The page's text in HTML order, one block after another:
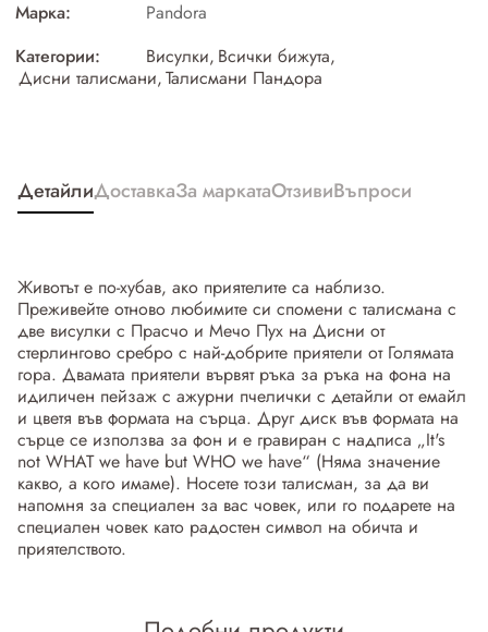
Марка:
Pandora
Категории:
Висулки, Всички бижута,
Дисни талисмани,Талисмани Пандора
ДетайлиДоставкаЗа маркатаОтзивиВъпроси
Животът е по-хубав, ако приятелите са наблизо.
Преживейте отново любимите си спомени с талисмана с
две висулки с Прасчо и Мечо Пух на Дисни от
стерлингово сребро с най-добрите приятели от Голямата
гора. Двамата приятели вървят ръка за ръка на фона на
идиличен пейзаж с ажурни пчелички с детайли от емайл
и цветя във формата на сърца. Друг диск във формата на
сърце се използва за фон и е гравиран с надписа „It's
not WHAT we have but WHO we have“ (Няма значение
какво, а кого имаме). Носете този талисман, за да ви
напомня за специален за вас човек, или го подарете на
специален човек като радостен символ на обичта и
приятелството.